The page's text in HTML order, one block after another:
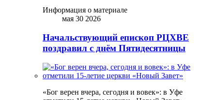
Информация о материале
мая 30 2026
Начальствующий епископ РЦХВЕ
поздравил с днём Пятидесятницы
«Бог верен вчера, сегодня и вовек»: в Уфе